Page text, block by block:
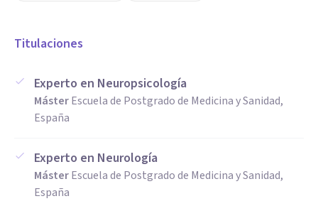
Titulaciones
Experto en Neuropsicología
MásterEscuela de Postgrado de Medicina y Sanidad,
España
Experto en Neurología
MásterEscuela de Postgrado de Medicina y Sanidad,
España